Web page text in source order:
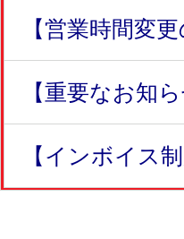
【営業時間変
【重要なお知
【インボイス